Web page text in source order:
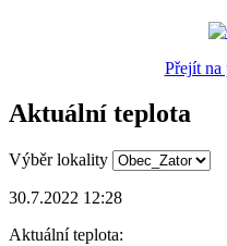
Přejít na
Aktuální teplota
Výběr lokality
30.7.2022 12:28
Aktuální teplota: